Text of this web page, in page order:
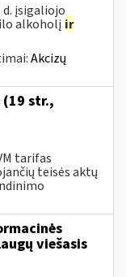
d. įsigaliojo
alkoholį ir
Akcizų
str.,
tarifas
teisės aktų
viešasis